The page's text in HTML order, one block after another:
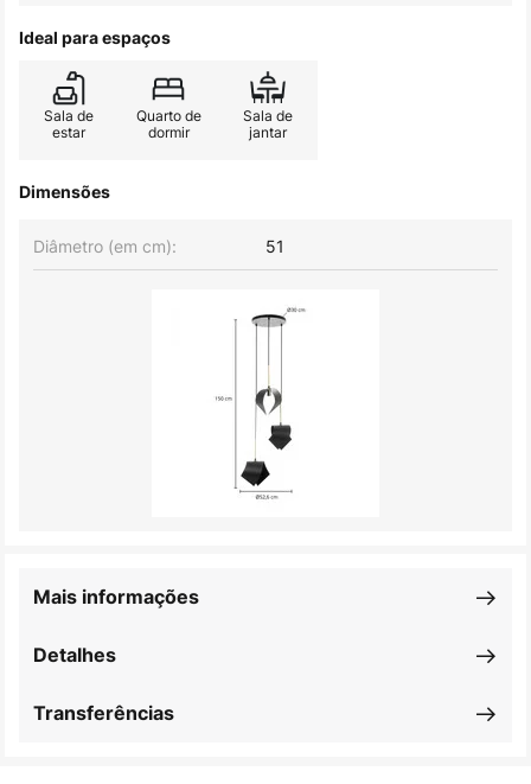
Ideal para espaços
Sala de
estar
Quarto de
dormir
Sala de
jantar
Dimensões
Diâmetro (em cm): 51
Detalhes
Mais informações
Transferências